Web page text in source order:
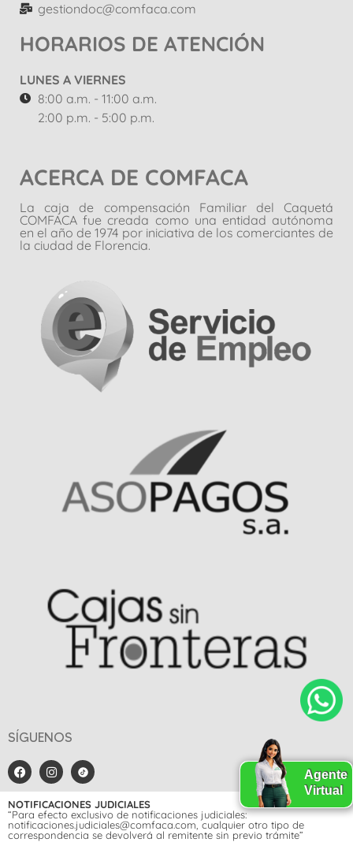
gestiondoc@comfaca.com
HORARIOS DE ATENCIÓN
LUNES A VIERNES
8:00 a.m. - 11:00 a.m.
2:00 p.m. - 5:00 p.m.
ACERCA DE COMFACA
La caja de compensación Familiar del Caquetá
COMFACA fue creada como una entidad autónoma
en el año de 1974 por iniciativa de los comerciantes de
la ciudad de Florencia.
SÍGUENOS
NOTIFICACIONES JUDICIALES
“Para efecto exclusivo de notificaciones judiciales:
notificaciones.judiciales@comfaca.com, cualquier otro tipo de
correspondencia se devolverá al remitente sin previo trámite”
Agente
Virtual